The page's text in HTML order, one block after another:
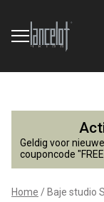
Baje
studio
Sol
Geldig voor
couponcode
Home Baje studio